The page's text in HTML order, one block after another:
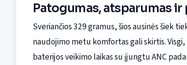
Patogumas, atsparumas
Sveriančios 329 gramus, šios ausinės šiek
naudojimo metu komfortas gali skirtis.
baterijos veikimo laikas su įjungtu ANC